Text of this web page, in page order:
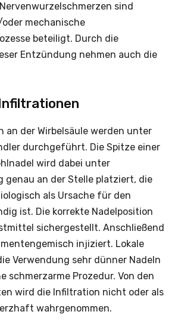
sind
mechanische
beteiligt. Durch die
Entzündung nehmen auch die
an der Wirbelsäule werden unter
durchgeführt. Die Spitze einer
wird dabei unter
genau an der Stelle platziert, die
als Ursache für den
ist. Die korrekte Nadelposition
sichergestellt. Anschließend
injiziert. Lokale
Verwendung sehr dünner Nadeln
schmerzarme Prozedur. Von den
wird die Infiltration nicht oder als
wahrgenommen.